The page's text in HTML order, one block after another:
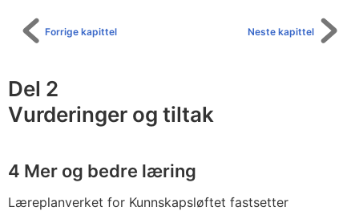
Neste kapittel
Forrige kapittel
Del 2
Vurderinger og tiltak
4 Mer og bedre læring
Læreplanverket for Kunnskapsløftet fastsetter